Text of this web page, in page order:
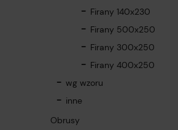
Firany 140x230
Firany 500x250
Firany 300x250
Firany 400x250
wg wzoru
inne
Obrusy